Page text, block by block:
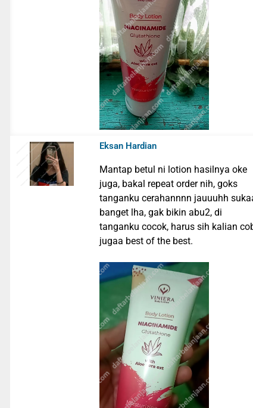
Eksan Hardian
Mantap betul ni lotion hasilnya oke
juga, bakal repeat order nih, goks
tanganku cerahannnn jauuuhh
banget lha, gak bikin abu2, di
tanganku cocok, harus sih kalian
jugaa best of the best.